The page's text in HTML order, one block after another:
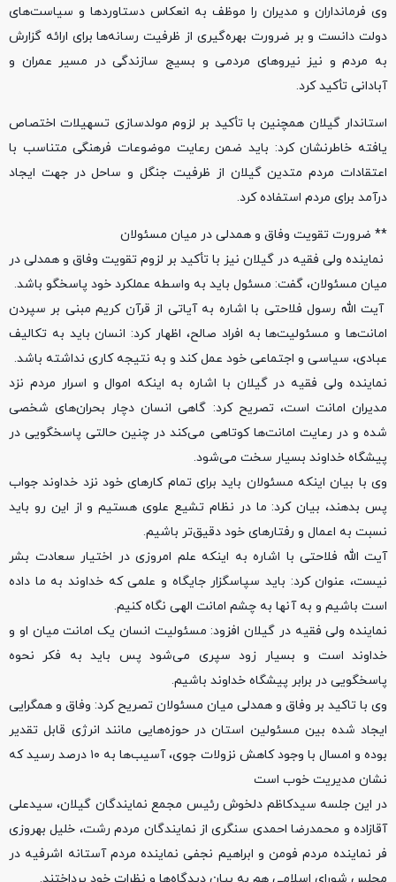
وی فرمانداران و مدیران را موظف به انعکاس دستاوردها و سیاست‌های
دولت دانست و بر ضرورت بهره‌گیری از ظرفیت رسانه‌ها برای ارائه گزارش
به مردم و نیز نیروهای مردمی و بسیج سازندگی در مسیر عمران و
آبادانی تأکید کرد.
استاندار گیلان همچنین با تأکید بر لزوم مولدسازی تسهیلات اختصاص
یافته خاطرنشان کرد: باید ضمن رعایت موضوعات فرهنگی متناسب با
اعتقادات مردم متدین گیلان از ظرفیت جنگل و ساحل در جهت ایجاد
درآمد برای مردم استفاده کرد.
** ضرورت تقویت وفاق و همدلی در میان مسئولان
نماینده ولی فقیه در گیلان نیز با تأکید بر لزوم تقویت وفاق و همدلی در
میان مسئولان، گفت: مسئول باید به واسطه عملکرد خود پاسخگو باشد.
آیت الله رسول فلاحتی با اشاره به آیاتی از قرآن کریم مبنی بر سپردن
امانت‌ها و مسئولیت‌ها به افراد صالح، اظهار کرد: انسان باید به تکالیف
عبادی، سیاسی و اجتماعی خود عمل کند و به نتیجه کاری نداشته باشد.
نماینده ولی فقیه در گیلان با اشاره به اینکه اموال و اسرار مردم نزد
مدیران امانت است، تصریح کرد: گاهی انسان دچار بحران‌های شخصی
شده و در رعایت امانت‌ها کوتاهی می‌کند در چنین حالتی پاسخگویی در
پیشگاه خداوند بسیار سخت می‌شود.
وی با بیان اینکه مسئولان باید برای تمام کارهای خود نزد خداوند جواب
پس بدهند، بیان کرد: ما در نظام تشیع علوی هستیم و از این رو باید
نسبت به اعمال و رفتارهای خود دقیق‌تر باشیم.
آیت الله فلاحتی با اشاره به اینکه علم امروزی در اختیار سعادت بشر
نیست، عنوان کرد: باید سپاسگزار جایگاه و علمی که خداوند به ما داده
است باشیم و به آنها به چشم امانت الهی نگاه کنیم.
نماینده ولی فقیه در گیلان افزود: مسئولیت انسان یک امانت میان او و
خداوند است و بسیار زود سپری می‌شود پس باید به فکر نحوه
پاسخگویی در برابر پیشگاه خداوند باشیم.
وی با تاکید بر وفاق و همدلی میان مسئولان تصریح کرد: وفاق و همگرایی
ایجاد شده بین مسئولین استان در حوزه‌هایی مانند انرژی قابل تقدیر
بوده و امسال با وجود کاهش نزولات جوی، آسیب‌ها به ۱۰ درصد رسید که
نشان مدیریت خوب است
در این جلسه سیدکاظم دلخوش رئیس مجمع نمایندگان گیلان، سیدعلی
آقازاده و محمدرضا احمدی سنگری از نمایندگان مردم رشت، خلیل بهروزی
فر نماینده مردم فومن و ابراهیم نجفی نماینده مردم آستانه اشرفیه در